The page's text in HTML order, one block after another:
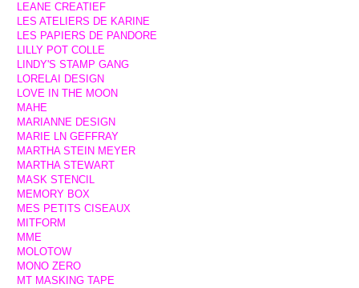
LEANE CREATIEF
LES ATELIERS DE KARINE
LES PAPIERS DE PANDORE
LILLY POT COLLE
LINDY'S STAMP GANG
LORELAI DESIGN
LOVE IN THE MOON
MAHE
MARIANNE DESIGN
MARIE LN GEFFRAY
MARTHA STEIN MEYER
MARTHA STEWART
MASK STENCIL
MEMORY BOX
MES PETITS CISEAUX
MITFORM
MME
MOLOTOW
MONO ZERO
MT MASKING TAPE